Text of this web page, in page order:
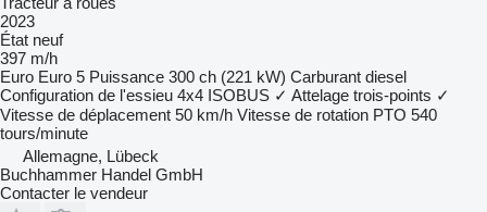
2023
État neuf
397 m/h
Euro Euro 5 Puissance 300 ch (221 kW) Carburant diesel
Configuration de l'essieu 4x4 ISOBUS ✓ Attelage trois-points ✓
Vitesse de déplacement 50 km/h Vitesse de rotation PTO 540
tours/minute
Allemagne, Lübeck
Buchhammer Handel GmbH
Contacter le vendeur